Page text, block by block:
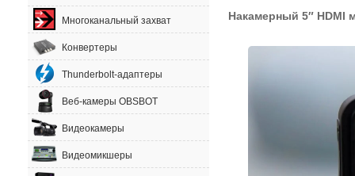
Многоканальный захват
Конвертеры
Thunderbolt-адаптеры
Веб-камеры OBSBOT
Видеокамеры
Видеомикшеры
Накамерный 5″ HDMI